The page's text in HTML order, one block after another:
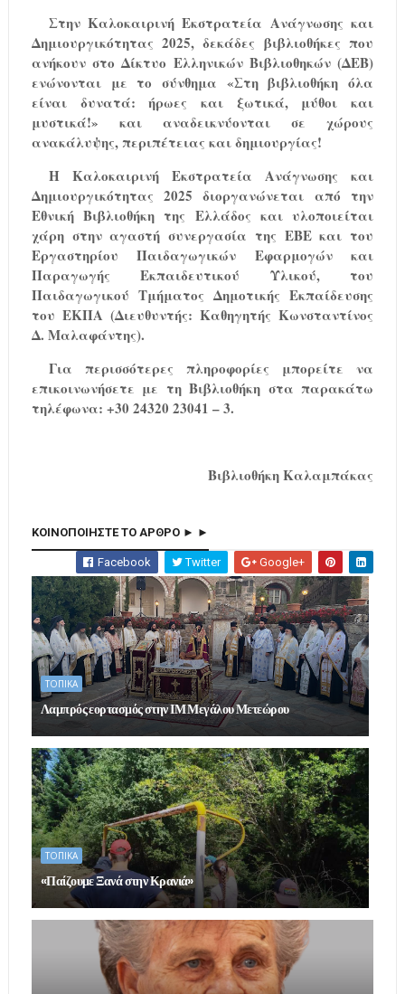
Στην Καλοκαιρινή Εκστρατεία Ανάγνωσης και
Δημιουργικότητας 2025, δεκάδες βιβλιοθήκες που
ανήκουν στο Δίκτυο Ελληνικών Βιβλιοθηκών (ΔΕΒ)
ενώνονται με το σύνθημα «Στη βιβλιοθήκη όλα
είναι δυνατά: ήρωες και ξωτικά, μύθοι και
μυστικά!» και αναδεικνύονται σε χώρους
ανακάλυψης, περιπέτειας και δημιουργίας!
Η Καλοκαιρινή Εκστρατεία Ανάγνωσης και
Δημιουργικότητας 2025 διοργανώνεται από την
Εθνική Βιβλιοθήκη της Ελλάδος και υλοποιείται
χάρη στην αγαστή συνεργασία της ΕΒΕ και του
Εργαστηρίου Παιδαγωγικών Εφαρμογών και
Παραγωγής Εκπαιδευτικού Υλικού, του
Παιδαγωγικού Τμήματος Δημοτικής Εκπαίδευσης
του ΕΚΠΑ (Διευθυντής: Καθηγητής Κωνσταντίνος
Δ. Μαλαφάντης).
Για περισσότερες πληροφορίες μπορείτε να
επικοινωνήσετε με τη Βιβλιοθήκη στα παρακάτω
τηλέφωνα: +30 24320 23041 – 3.
Βιβλιοθήκη Καλαμπάκας
ΚΟΙΝΟΠΟΙΗΣΤΕ ΤΟ ΑΡΘΡΟ ► ►
Facebook Twitter Google+
ΤΟΠΙΚΑ
Λαμπρός εορτασμός στην ΙΜ Μεγάλου Μετεώρου
ΤΟΠΙΚΑ
«Παίζουμε Ξανά στην Κρανιά»